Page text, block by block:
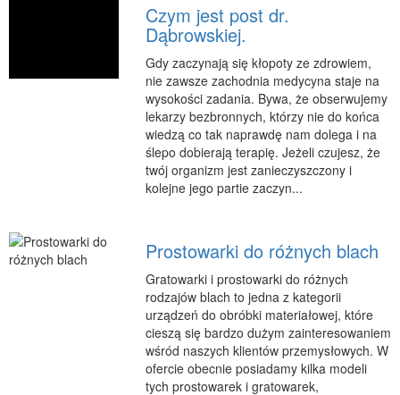
Dietetyka, Odchudzanie
Salony Kosmetyczne
Sprzęt Medyczny
Oprogramowanie
Czym jest post dr.
Dąbrowskiej.
Gdy zaczynają się kłopoty ze zdrowiem,
nie zawsze zachodnia medycyna staje na
wysokości zadania. Bywa, że obserwujemy
lekarzy bezbronnych, którzy nie do końca
wiedzą co tak naprawdę nam dolega i na
ślepo dobierają terapię. Jeżeli czujesz, że
twój organizm jest zanieczyszczony i
kolejne jego partie zaczyn...
Prostowarki do różnych blach
Gratowarki i prostowarki do różnych
rodzajów blach to jedna z kategorii
urządzeń do obróbki materiałowej, które
cieszą się bardzo dużym zainteresowaniem
wśród naszych klientów przemysłowych. W
ofercie obecnie posiadamy kilka modeli
tych prostowarek i gratowarek,